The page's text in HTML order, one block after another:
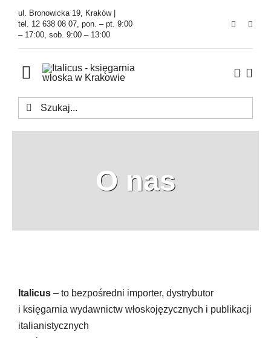
Przejdź
zawartości
ul. Bronowicka 19, Kraków |
tel. 12 638 08 07, pon. – pt. 9:00
– 17:00, sob. 9:00 – 13:00
Toggle
Navigation
Księgarnia
Kontakt
Szukaj
O nas
Italicus – to bezpośredni importer, dystrybutor
i księgarnia wydawnictw włoskojęzycznych i publikacji
italianistycznych